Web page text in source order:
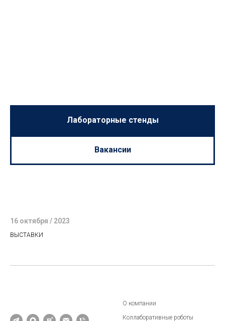
Лабораторные стенды
Вакансии
16 октября / 2023
ВЫСТАВКИ
О компании
Коллаборативные роботы